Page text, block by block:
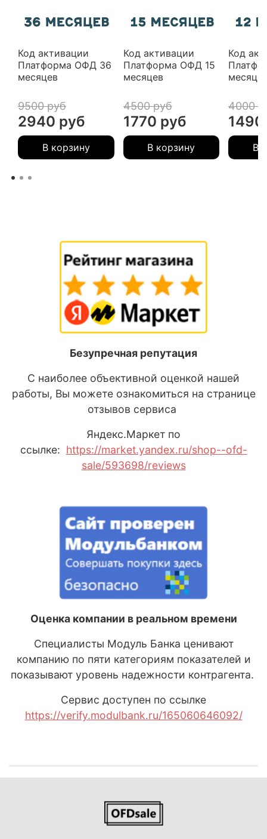
Код активации
Платформа ОФД 36
месяцев
9500 руб
2940 руб
В корзину
Код активации
Платформа ОФД 15
месяцев
4500 руб
1770 руб
В корзину
Код
4000
В
Безупречная репутация
С наиболее объективной оценкой нашей
работы, Вы можете ознакомиться на странице
отзывов сервиса
Яндекс.Маркет по
ссылке: https://market.yandex.ru/shop--ofd-
sale/593698/reviews
Оценка компании в реальном времени
Специалисты Модуль Банка ценивают
компанию по пяти категориям показателей и
показывают уровень надежности контрагента.
Сервис доступен по ссылке
https://verify.modulbank.ru/165060646092/